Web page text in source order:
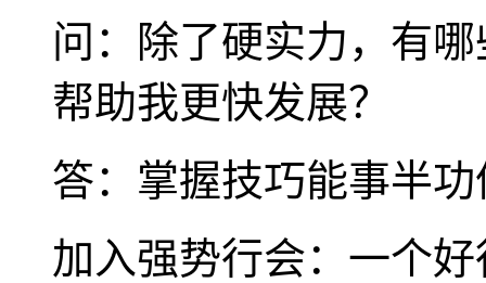
问：除了硬实力，有
帮助我更快发展？
答：掌握技巧能事半功
加入强势行会：一个